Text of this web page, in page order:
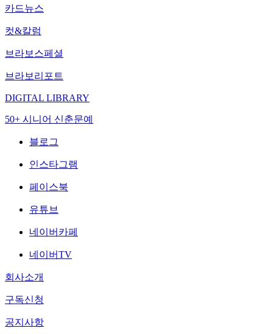
카드뉴스
컷&칼럼
브라보스페셜
브라보리포트
DIGITAL LIBRARY
50+ 시니어 신춘문예
블로그
인스타그램
페이스북
유튜브
네이버카페
네이버TV
회사소개
구독신청
공지사항